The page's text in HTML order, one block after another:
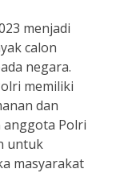
menjadi
calon
negara.
memiliki
dan
anggota Polri
untuk
masyarakat